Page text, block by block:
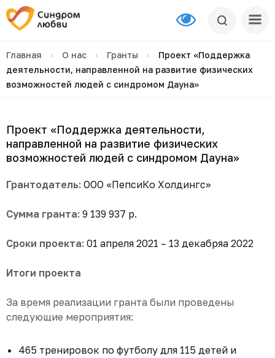
Главная › О нас › Гранты ›
Проект «Поддержка
деятельности, направленной на развитие физических
возможностей людей с синдромом Дауна»
Проект «Поддержка деятельности,
направленной на развитие физических
возможностей людей с синдромом Дауна»
Грантодатель: ООО «ПепсиКо Холдингс»
Сумма гранта: 9 139 937 р.
Сроки проекта: 01 апреля 2021 – 13 декабряа 2022
Итоги проекта
За время реализации гранта были проведены
следующие мероприятия:
465 тренировок по футболу для 115 детей и